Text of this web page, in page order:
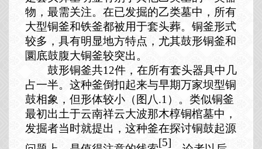
物，最需关注。在已发掘的乙类墓中，所有
大型铜釜和铁釜都被用于套头葬。铜釜形式
较多，具有明显地方特点，尤其鼓形铜釜和
圜底鼓腹大铜釜较突出。
鼓形铜釜共12件，在所有套头器具中几
占一半。这种釜倒扣起来与早期万家坝型铜
鼓相象，但形体较小（图八.1 ）。类似铜釜
最初出土于云南祥云大波那木椁铜棺墓中，
发掘者当时就提出，这种釜在探讨铜鼓起源
[5]